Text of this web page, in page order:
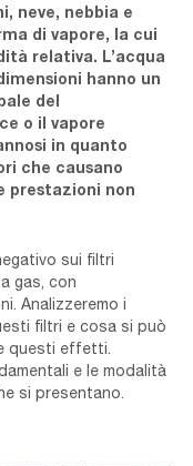
neve, nebbia e
di vapore, la cui
relativa. L’acqua
hanno un
del
o il vapore
in quanto
che causano
prestazioni non
sui filtri
gas, con
Analizzeremo i
filtri e cosa si può
questi effetti.
e le modalità
si presentano.